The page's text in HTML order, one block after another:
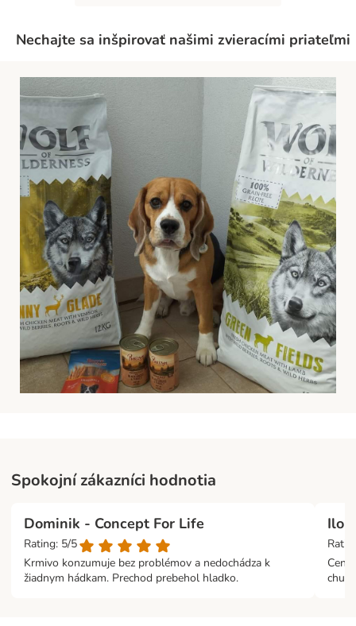
Nechajte sa inšpirovať našimi zvieracími priateľmi
Spokojní zákazníci hodnotia
Dominik - Concept For Life
Rating: 5/5
Krmivo konzumuje bez problémov a nedochádza k
žiadnym hádkam. Prechod prebehol hladko.
chutí.